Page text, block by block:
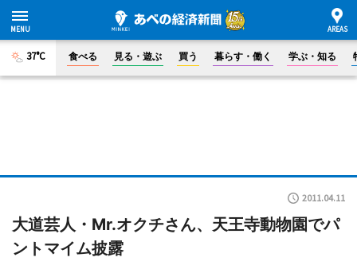
37°C 食べる 見る・遊ぶ 買う 暮らす・働く 学ぶ・知る
2011.04.11
大道芸人・Mr.オクチさん、天王寺動物園でパ
ントマイム披露